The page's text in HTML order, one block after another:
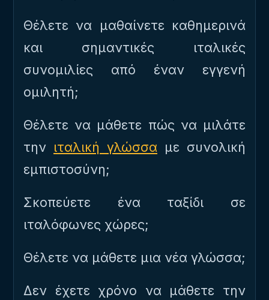
Θέλετε να μαθαίνετε καθημερινά
και σημαντικές ιταλικές
συνομιλίες από έναν εγγενή
ομιλητή;
Θέλετε να μάθετε πώς να μιλάτε
την ιταλική γλώσσα με συνολική
εμπιστοσύνη;
Σκοπεύετε ένα ταξίδι σε
ιταλόφωνες χώρες;
Θέλετε να μάθετε μια νέα γλώσσα;
Δεν έχετε χρόνο να μάθετε την